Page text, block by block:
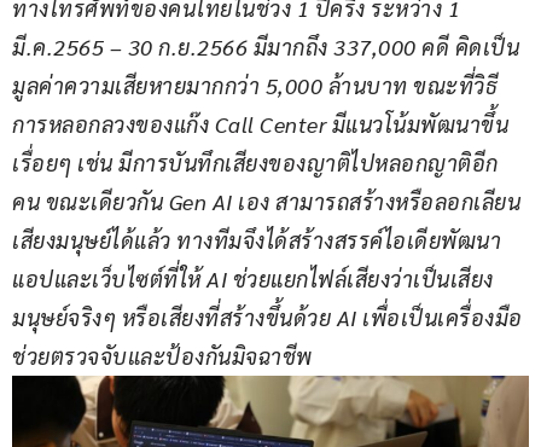
ทางโทรศัพท์ของคนไทยในช่วง 1 ปีครึ่ง ระหว่าง 1
มี.ค.2565 – 30 ก.ย.2566 มีมากถึง 337,000 คดี คิดเป็น
มูลค่าความเสียหายมากกว่า 5,000 ล้านบาท ขณะที่วิธี
การหลอกลวงของแก๊ง Call Center มีแนวโน้มพัฒนาขึ้น
เรื่อยๆ เช่น มีการบันทึกเสียงของญาติไปหลอกญาติอีก
คน ขณะเดียวกัน Gen AI เอง สามารถสร้างหรือลอกเลียน
เสียงมนุษย์ได้แล้ว ทางทีมจึงได้สร้างสรรค์ไอเดียพัฒนา
แอปและเว็บไซต์ที่ให้ AI ช่วยแยกไฟล์เสียงว่าเป็นเสียง
มนุษย์จริงๆ หรือเสียงที่สร้างขึ้นด้วย AI เพื่อเป็นเครื่องมือ
ช่วยตรวจจับและป้องกันมิจฉาชีพ